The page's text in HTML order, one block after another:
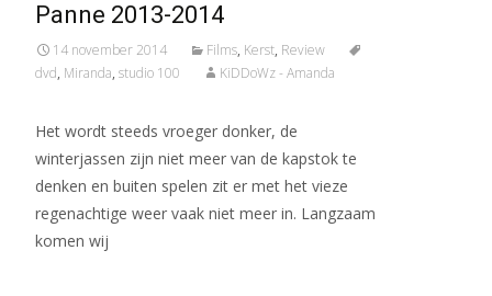
Panne 2013-­2014
14 november 2014 Films, Kerst, Review
dvd, Miranda, studio 100 KiDDoWz - Amanda
Het wordt steeds vroeger donker, de
winterjassen zijn niet meer van de kapstok te
denken en buiten spelen zit er met het vieze
regenachtige weer vaak niet meer in. Langzaam
komen wij